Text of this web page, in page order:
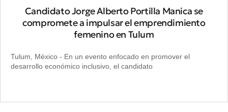
Candidato Jorge Alberto Portilla Manica se
compromete a impulsar el emprendimiento
femenino en Tulum
Tulum, México - En un evento enfocado en promover el
desarrollo económico inclusivo, el candidato